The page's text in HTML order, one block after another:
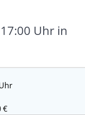
Uhr in
€